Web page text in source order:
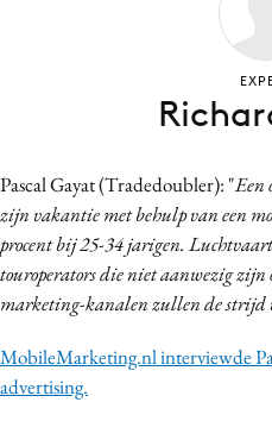
Customer Experience
Data & Insights
Design
Digital transformation
Diversiteit
Effectiviteit
Pascal Gayat (Tradedoubler): "Een
zijn vakantie met behulp van een
procent bij 25-34 jarigen.
touroperators die niet aanwezig zijn
marketing-kanalen zullen de strijd
MobileMarketing.nl interviewde
advertising.